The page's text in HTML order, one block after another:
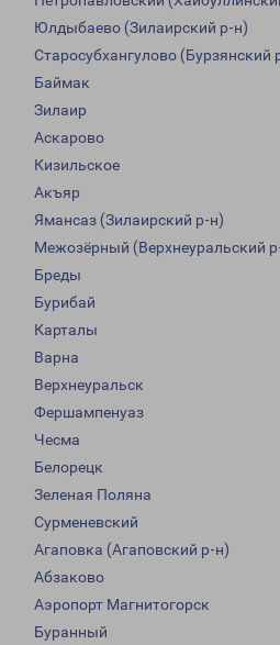
Юлдыбаево (Зилаирский р-н)
Старосубхангулово (Бурзянский
Баймак
Зилаир
Аскарово
Кизильское
Акъяр
Ямансаз (Зилаирский р-н)
Межозёрный (Верхнеуральский
Бреды
Бурибай
Карталы
Варна
Верхнеуральск
Фершампенуаз
Чесма
Белорецк
Зеленая Поляна
Сурменевский
Агаповка (Агаповский р-н)
Абзаково
Аэропорт Магнитогорск
Буранный